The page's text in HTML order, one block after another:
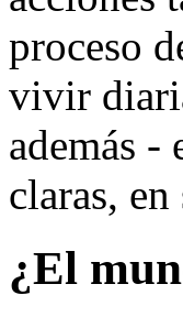
proceso
vivir
además -
claras,
¿El